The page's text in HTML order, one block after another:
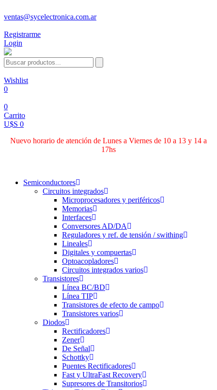
ventas@sycelectronica.com.ar
Registrarme
Login
Wishlist
0
0
Carrito
U$S 0
Nuevo horario de atención de Lunes a Viernes de 10 a 13 y 14 a
17hs
Semiconductores
Circuitos integrados
Microprocesadores y periféricos
Memorias
Interfaces
Conversores AD/DA
Reguladores y ref. de tensión / swithing
Lineales
Digitales y compuertas
Optoacopladores
Circuitos integrados varios
Transistores
Línea BC/BD
Línea TIP
Transistores de efecto de campo
Transistores varios
Diodos
Rectificadores
Zener
De Señal
Schottky
Puentes Rectificadores
Fast y UltraFast Recovery
Supresores de Transitorios